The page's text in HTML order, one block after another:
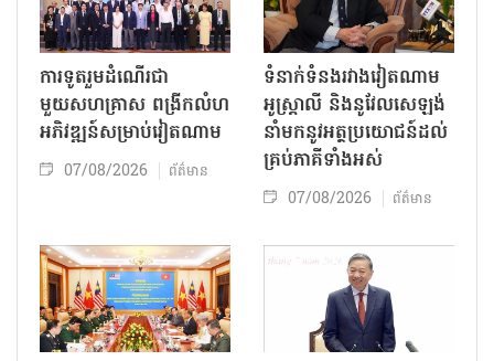
ការទូតរួមដំណើរជា
មួយសហគ្រាស ពង្រីកលំហ
អភិវឌ្ឍន៍សម្រាប់វៀតណាម
07/08/2026 ព័ត៌មាន
ទំនាក់ទំនងរវាងវៀតណាម
អូស្ត្រាលី និងនូវែលសេឡង់
នាំមកនូវអត្ថប្រយោជន៍ដល់
គ្រប់ភាគីទាំងអស់
07/08/2026 ព័ត៌មាន